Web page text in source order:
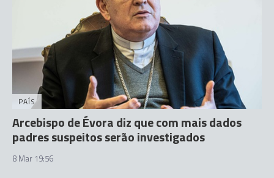
PAÍS
Arcebispo de Évora diz que com mais dados
padres suspeitos serão investigados
8 Mar 19:56